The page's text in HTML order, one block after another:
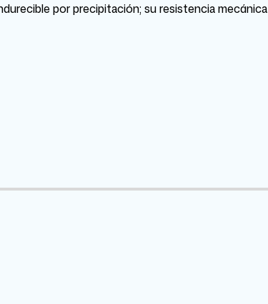
por precipitación; su resistencia mecánica